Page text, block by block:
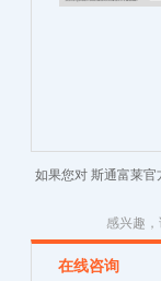
如果您对 斯通富莱
感兴趣
在线咨询